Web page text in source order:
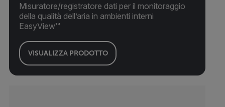
Misuratore/registratore dati per il monitoraggio
della qualità dell’aria in ambienti interni
EasyView™
VISUALIZZA PRODOTTO